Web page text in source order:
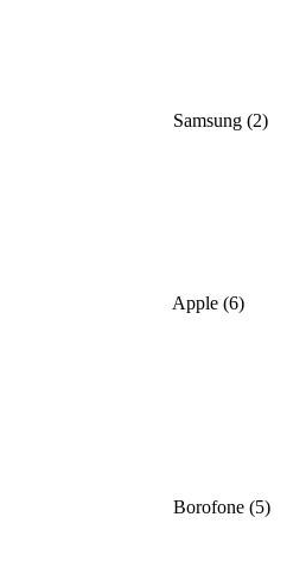
Samsung (2)
Apple (6)
Borofone (5)